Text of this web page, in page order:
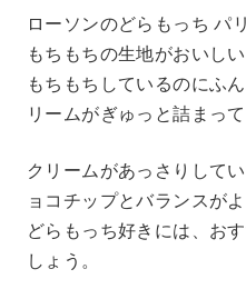
ローソンのどらもっち パ
もちもちの生地がおいし
もちもちしているのにふ
リームがぎゅっと詰まって
クリームがあっさりして
ョコチップとバランスが
どらもっち好きには、お
しょう。